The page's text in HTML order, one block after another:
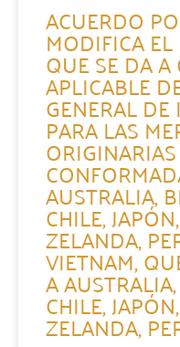
ACUERDO
MODIFICA
QUE SE DA
APLICABLE
GENERAL
PARA LAS
AUSTRALIA,
CHILE,
ZELANDA,
VIETNAM,
A
CHILE,
ZELANDA,